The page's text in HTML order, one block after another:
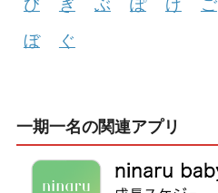
び
ぎ ぶ ぽ げ ご
ぼ
ぐ
一期一名の関連アプリ